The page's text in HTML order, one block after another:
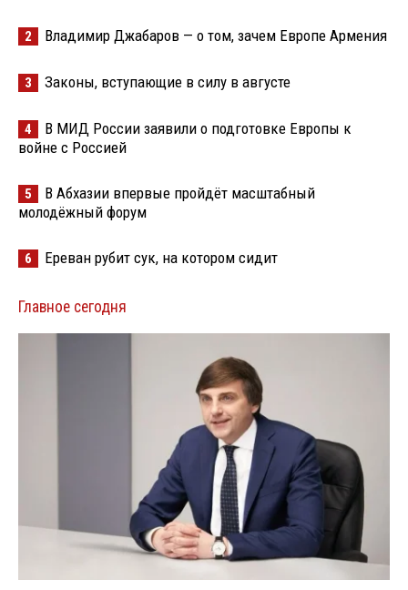
2 Владимир Джабаров — о том, зачем Европе Армения
3 Законы, вступающие в силу в августе
4
В МИД России заявили о подготовке Европы к
войне с Россией
5
В Абхазии впервые пройдёт масштабный
молодёжный форум
6 Ереван рубит сук, на котором сидит
Главное сегодня